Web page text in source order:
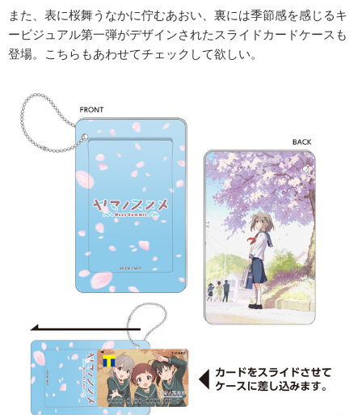
また、表に桜舞うなかに佇むあおい、裏には季節感を感じるキ
ービジュアル第一弾がデザインされたスライドカードケースも
登場。こちらもあわせてチェックして欲しい。